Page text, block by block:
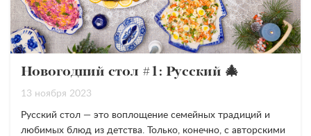
Новогодний стол #1: Русский 🎄
13 ноября 2023
Русский стол — это воплощение семейных традиций и
любимых блюд из детства. Только, конечно, с авторскими